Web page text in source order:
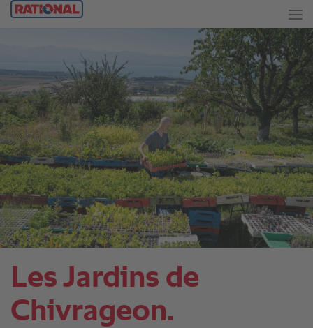
Les Jardins de
Chivrageon.